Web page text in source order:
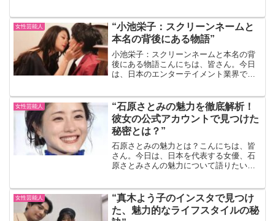
ず初めに、前田敦子さんについて少し説
明しましょう。彼女は、日...
女性芸能人
“小池栄子：スクリーンネームと
本名の背後にある物語”
小池栄子：スクリーンネームと本名の背
後にある物語こんにちは、皆さん。今日
は、日本のエンターテイメント業界で活
ーンネームの由来小池栄子さんのスクリ
ーンネームは、彼女の本名...
女性芸能人
“石原さとみの魅力を徹底解析！
彼女の公式アカウントで見つけた
秘密とは？”
石原さとみの魅力とは？こんにちは、皆
さん。今日は、日本を代表する女優、石
原さとみさんの魅力について語りたいと
ありません。彼女の演技力、人柄、そし
て彼女が発信するメッセー...
女性芸能人
“真木よう子のインスタで見つけ
た、魅力的なライフスタイルの秘